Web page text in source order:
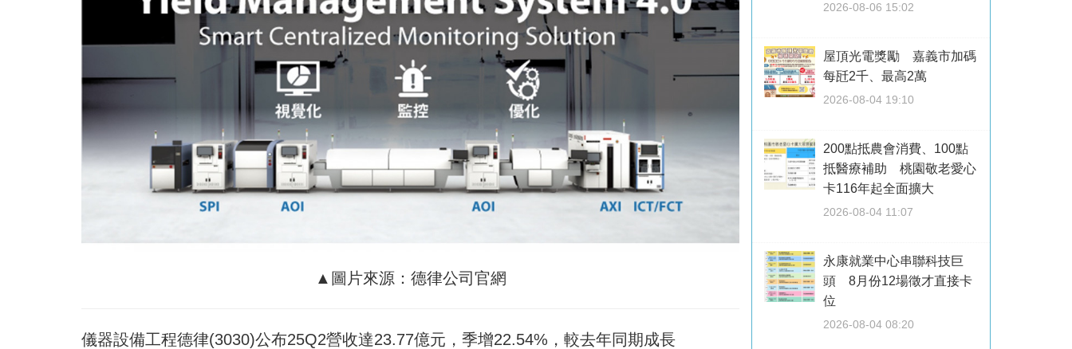
▲圖片來源：德律公司官網
儀器設備工程德律(3030)公布25Q2營收達23.77億元，季增22.54%，較去年同期成長
2026-08-06 15:02
屋頂光電獎勵 嘉義市加碼
每瓩2千、最高2萬
2026-08-04 19:10
200點抵農會消費、100點
抵醫療補助 桃園敬老愛心
卡116年起全面擴大
2026-08-04 11:07
永康就業中心串聯科技巨
頭 8月份12場徵才直接卡
位
2026-08-04 08:20